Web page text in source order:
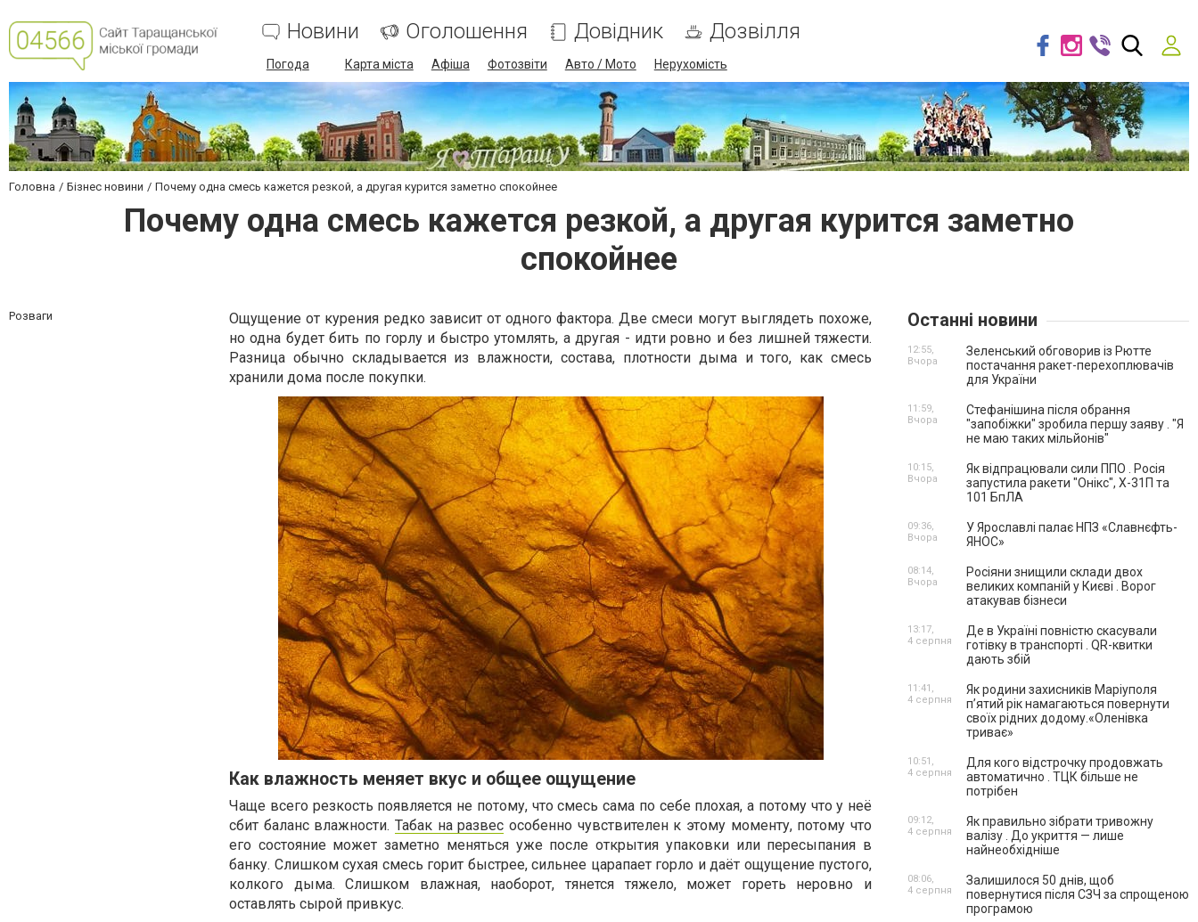
Новини Оголошення Довідник Дозвілля
Погода Карта міста Афіша Фотозвіти Авто / Мото Нерухомість
Головна Бізнес новини Почему одна смесь кажется резкой, а другая курится заметно спокойнее
Почему одна смесь кажется резкой, а другая курится заметно
спокойнее
Розваги
Ощущение от курения редко зависит от одного фактора. Две смеси могут выглядеть похоже,
но одна будет бить по горлу и быстро утомлять, а другая - идти ровно и без лишней тяжести.
Разница обычно складывается из влажности, состава, плотности дыма и того, как смесь
хранили дома после покупки.
Как влажность меняет вкус и общее ощущение
Чаще всего резкость появляется не потому, что смесь сама по себе плохая, а потому что у неё
сбит баланс влажности. Табак на развес особенно чувствителен к этому моменту, потому что
его состояние может заметно меняться уже после открытия упаковки или пересыпания в
банку. Слишком сухая смесь горит быстрее, сильнее царапает горло и даёт ощущение пустого,
колкого дыма. Слишком влажная, наоборот, тянется тяжело, может гореть неровно и
оставлять сырой привкус.
Останні новини
Зеленський обговорив із Рютте
постачання ракет-перехоплювачів
для України
12:55,
Вчора
Стефанішина після обрання
"запобіжки" зробила першу заяву . "Я
не маю таких мільйонів"
11:59,
Вчора
Як відпрацювали сили ППО . Росія
запустила ракети "Онікс", Х-31П та
101 БпЛА
10:15,
Вчора
У Ярославлі палає НПЗ «Славнєфть-
ЯНОС»
09:36,
Вчора
Росіяни знищили склади двох
великих компаній у Києві . Ворог
атакував бізнеси
08:14,
Вчора
Де в Україні повністю скасували
готівку в транспорті . QR-квитки
дають збій
13:17,
4 серпня
Як родини захисників Маріуполя
пʼятий рік намагаються повернути
своїх рідних додому.«Оленівка
триває»
11:41,
4 серпня
Для кого відстрочку продовжать
автоматично . ТЦК більше не
потрібен
10:51,
4 серпня
Як правильно зібрати тривожну
валізу . До укриття — лише
найнеобхідніше
09:12,
4 серпня
Залишилося 50 днів, щоб
повернутися після СЗЧ за спрощеною
програмою
08:06,
4 серпня